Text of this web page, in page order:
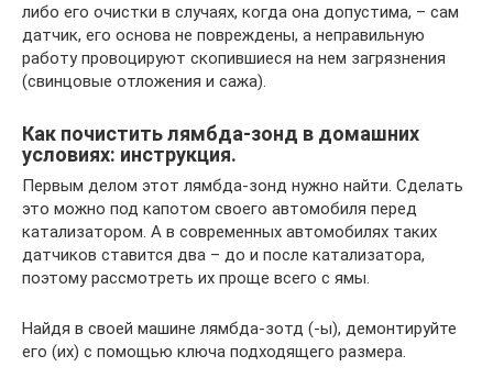
либо его очистки в случаях, когда она допустима, – сам
датчик, его основа не повреждены, а неправильную
работу провоцируют скопившиеся на нем загрязнения
(свинцовые отложения и сажа).
Как почистить лямбда-зонд в домашних
условиях: инструкция.
Первым делом этот лямбда-зонд нужно найти. Сделать
это можно под капотом своего автомобиля перед
катализатором. А в современных автомобилях таких
датчиков ставится два – до и после катализатора,
поэтому рассмотреть их проще всего с ямы.
Найдя в своей машине лямбда-зотд (-ы), демонтируйте
его (их) с помощью ключа подходящего размера.